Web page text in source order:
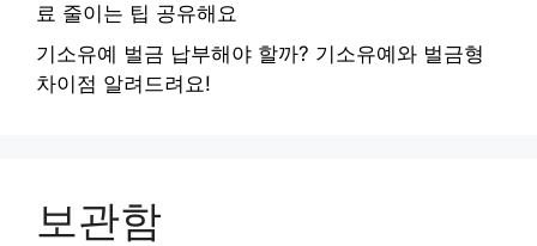
료 줄이는 팁 공유해요
기소유예 벌금 납부해야 할까? 기소유예와 벌금형
차이점 알려드려요!
보관함